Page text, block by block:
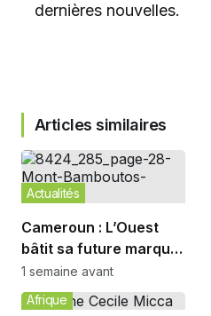
dernières nouvelles.
Articles similaires
Cameroun : L’Ouest
bâtit sa future marque
touristique
Actualités
1 semaine avant
Afrique